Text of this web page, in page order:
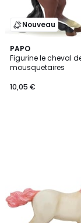
Nouveau
PAPO
Figurine le cheval
mousquetaires
10,05 €